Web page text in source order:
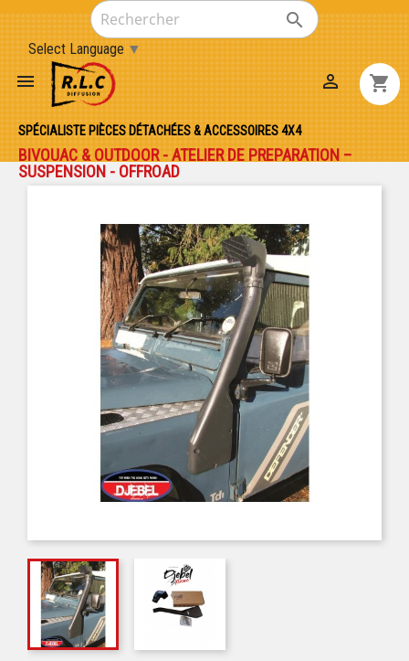

Select Language ▼
 shopping_cart

SPÉCIALISTE PIÈCES DÉTACHÉES & ACCESSOIRES 4X4
BIVOUAC & OUTDOOR - ATELIER DE PREPARATION –
SUSPENSION - OFFROAD